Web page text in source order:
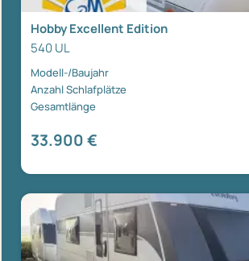
Hobby Excellent Edition
540 UL
Modell-/Baujahr
Anzahl Schlafplätze
Gesamtlänge
33.900 €